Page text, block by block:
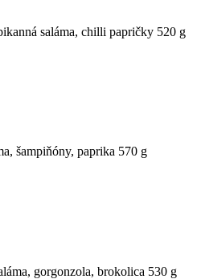
saláma, chilli papričky 520 g
šampiňóny, paprika 570 g
gorgonzola, brokolica 530 g